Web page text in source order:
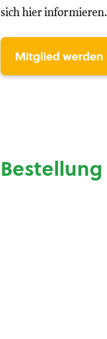
sich hier informieren.
Mitglied werden
Bestellung